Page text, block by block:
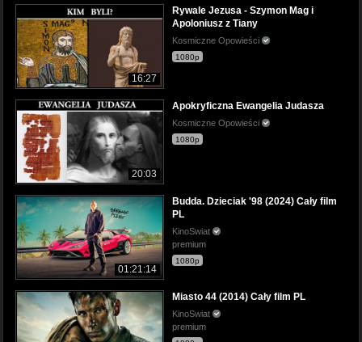
16:27
Rywale Jezusa - Szymon Mag i
Apoloniusz z Tiany
Kosmiczne Opowieści
1080p
20:03
Apokryficzna Ewangelia Judasza
Kosmiczne Opowieści
1080p
01:21:14
Budda. Dzieciak '98 (2024) Cały film
PL
KinoSwiat
premium
1080p
Miasto 44 (2014) Cały film PL
KinoSwiat
premium